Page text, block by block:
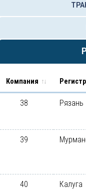
Компания
38 Рязань
39
40 Калуга